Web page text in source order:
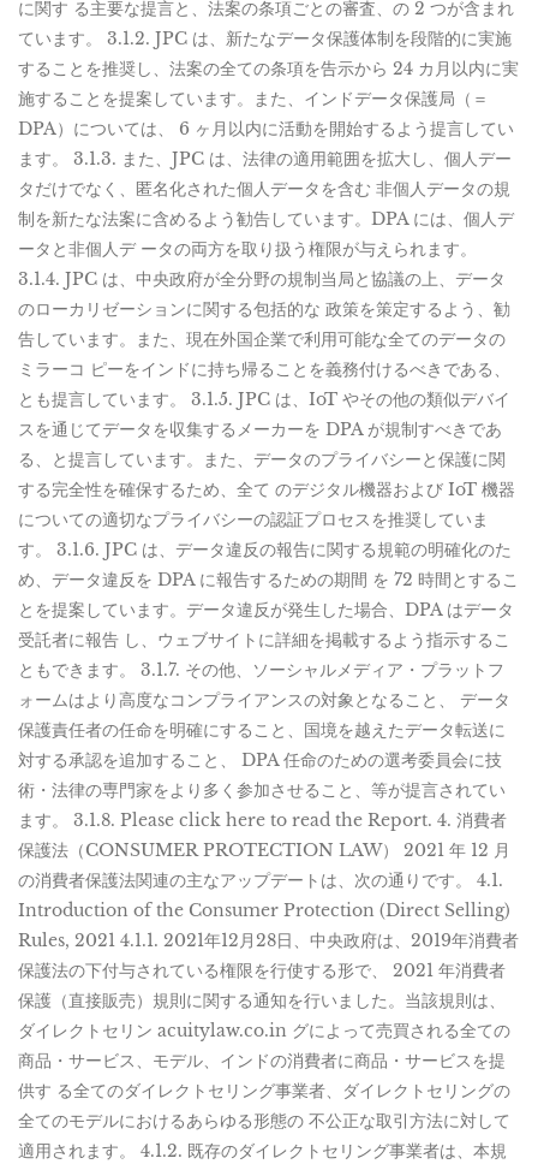
に関す る主要な提言と、法案の条項ごとの審査、の 2 つが含まれ
ています。 3.1.2. JPC は、新たなデータ保護体制を段階的に実施
することを推奨し、法案の全ての条項を告示から 24 カ月以内に実
施することを提案しています。また、インドデータ保護局（＝
DPA）については、 6 ヶ月以内に活動を開始するよう提言してい
ます。 3.1.3. また、JPC は、法律の適用範囲を拡大し、個人デー
タだけでなく、匿名化された個人データを含む 非個人データの規
制を新たな法案に含めるよう勧告しています。DPA には、個人デ
ータと非個人デ ータの両方を取り扱う権限が与えられます。
3.1.4. JPC は、中央政府が全分野の規制当局と協議の上、データ
のローカリゼーションに関する包括的な 政策を策定するよう、勧
告しています。また、現在外国企業で利用可能な全てのデータの
ミラーコ ピーをインドに持ち帰ることを義務付けるべきである、
とも提言しています。 3.1.5. JPC は、IoT やその他の類似デバイ
スを通じてデータを収集するメーカーを DPA が規制すべきであ
る、と提言しています。また、データのプライバシーと保護に関
する完全性を確保するため、全て のデジタル機器および IoT 機器
についての適切なプライバシーの認証プロセスを推奨していま
す。 3.1.6. JPC は、データ違反の報告に関する規範の明確化のた
め、データ違反を DPA に報告するための期間 を 72 時間とするこ
とを提案しています。データ違反が発生した場合、DPA はデータ
受託者に報告 し、ウェブサイトに詳細を掲載するよう指示するこ
ともできます。 3.1.7. その他、ソーシャルメディア・プラットフ
ォームはより高度なコンプライアンスの対象となること、 データ
保護責任者の任命を明確にすること、国境を越えたデータ転送に
対する承認を追加すること、 DPA 任命のための選考委員会に技
術・法律の専門家をより多く参加させること、等が提言されてい
ます。 3.1.8. Please click here to read the Report. 4. 消費者
保護法（CONSUMER PROTECTION LAW） 2021 年 12 月
の消費者保護法関連の主なアップデートは、次の通りです。 4.1.
Introduction of the Consumer Protection (Direct Selling)
Rules, 2021 4.1.1. 2021年12月28日、中央政府は、2019年消費者
保護法の下付与されている権限を行使する形で、 2021 年消費者
保護（直接販売）規則に関する通知を行いました。当該規則は、
ダイレクトセリン acuitylaw.co.in グによって売買される全ての
商品・サービス、モデル、インドの消費者に商品・サービスを提
供す る全てのダイレクトセリング事業者、ダイレクトセリングの
全てのモデルにおけるあらゆる形態の 不公正な取引方法に対して
適用されます。 4.1.2. 既存のダイレクトセリング事業者は、本規